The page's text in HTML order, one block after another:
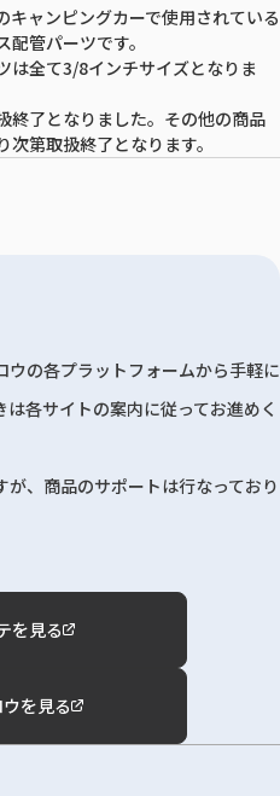
キャンピングカーで使用されている
配管パーツです。
は全て3/8インチサイズとなりま
了となりました。その他の商品
次第取扱終了となります。
の各プラットフォームから手軽に
各サイトの案内に従ってお進めく
、商品のサポートは行なっており
を見る
を見る